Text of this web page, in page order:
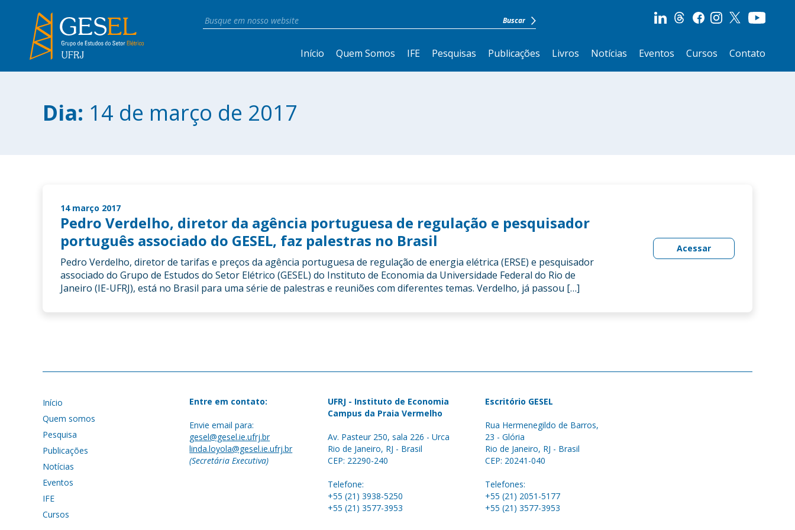
Início Quem Somos IFE Pesquisas Publicações Livros Notícias Eventos Cursos Contato
Dia: 14 de março de 2017
14 março 2017
Pedro Verdelho, diretor da agência portuguesa de regulação e pesquisador
português associado do GESEL, faz palestras no Brasil
Pedro Verdelho, diretor de tarifas e preços da agência portuguesa de regulação de energia elétrica (ERSE) e pesquisador
associado do Grupo de Estudos do Setor Elétrico (GESEL) do Instituto de Economia da Universidade Federal do Rio de
Janeiro (IE-UFRJ), está no Brasil para uma série de palestras e reuniões com diferentes temas. Verdelho, já passou […]
Acessar
Início
Quem somos
Pesquisa
Publicações
Notícias
Eventos
IFE
Cursos
Entre em contato:
Envie email para:
gesel@gesel.ie.ufrj.br
linda.loyola@gesel.ie.ufrj.br
(Secretária Executiva)
UFRJ - Instituto de Economia
Campus da Praia Vermelho
Av. Pasteur 250, sala 226 - Urca
Rio de Janeiro, RJ - Brasil
CEP: 22290-240
Telefone:
+55 (21) 3938-5250
+55 (21) 3577-3953
Escritório GESEL
Rua Hermenegildo de Barros,
23 - Glória
Rio de Janeiro, RJ - Brasil
CEP: 20241-040
Telefones:
+55 (21) 2051-5177
+55 (21) 3577-3953